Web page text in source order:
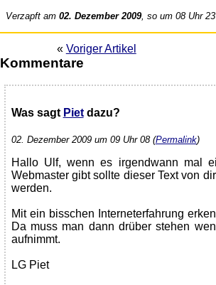
Verzapft am02. Dezember 2009, so um 08 Uhr 23
« Voriger Artikel
Kommentare
Was sagt Pietdazu?
02. Dezember 2009 um 09 Uhr 08 (Permalink)
Hallo Ulf, wenn es irgendwann mal
Webmaster gibt sollte dieser Text von
werden.
Mit ein bisschen Interneterfahrung
Da muss man dann drüber stehen
aufnimmt.
LG Piet